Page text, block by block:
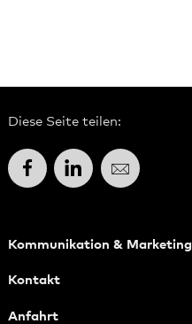
Diese Seite teilen:
FacebookLinkedInE-Mail
Kommunikation & Marketing
Kontakt
Anfahrt